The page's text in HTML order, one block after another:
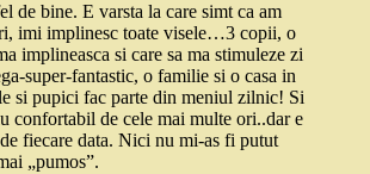
de bine. E varsta la care simt ca am
imi implinesc toate visele…3 copii, o
implineasca si care sa ma stimuleze zi
super-fantastic, o familie si o casa in
si pupici fac parte din meniul zilnic! Si
confortabil de cele mai multe ori..dar e
fiecare data. Nici nu mi-as fi putut
„pumos”.